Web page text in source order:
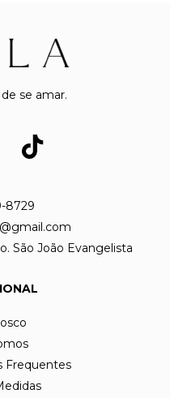
se amar.
8729
São João Evangelista
Frequentes